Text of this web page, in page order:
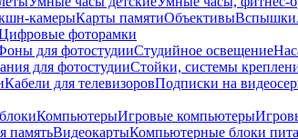
камерыКарты памятиОбъективыВспышки
фоторамки
для фотостудииСтудийное освещение
для фотостудииСтойки, системы
Кабели для телевизоровПодписки на
КомпьютерыИгровые компьютеры
памятьВидеокартыКомпьютерные блоки